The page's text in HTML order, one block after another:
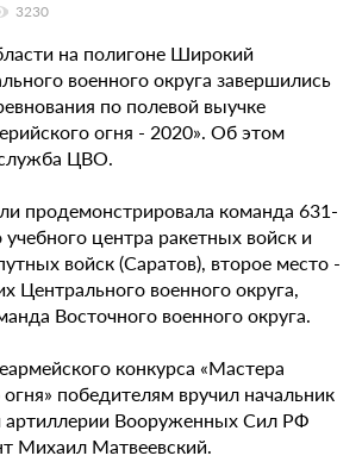
3230
на полигоне Широкий
военного округа завершились
по полевой выучке
огня - 2020». Об этом
ЦВО.
продемонстрировала команда 631-
учебного центра ракетных войск и
войск (Саратов), второе место -
Центрального военного округа,
Восточного военного округа.
конкурса «Мастера
победителям вручил начальник
артиллерии Вооруженных Сил РФ
Михаил Матвеевский.